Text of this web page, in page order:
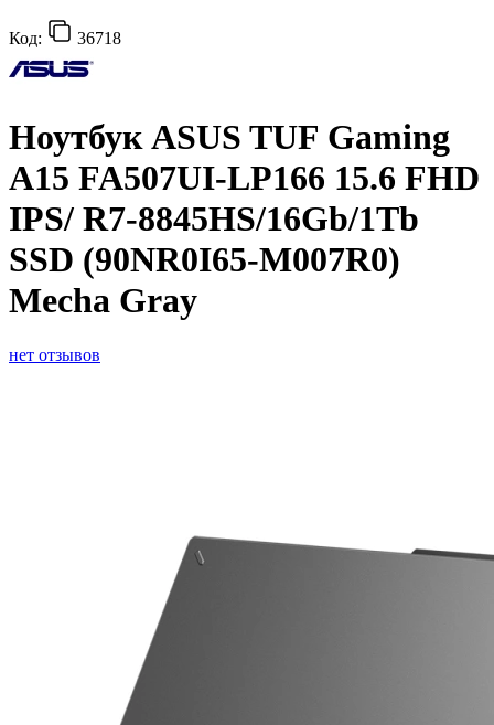
Код: 36718
Ноутбук ASUS TUF Gaming
A15 FA507UI-LP166 15.6 FHD
IPS/ R7-8845HS/16Gb/1Tb
SSD (90NR0I65-M007R0)
Mecha Gray
нет отзывов